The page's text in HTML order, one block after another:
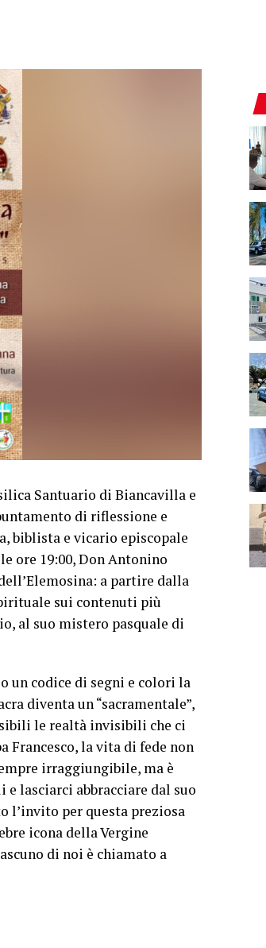
Santuario di Biancavilla e
di riflessione e
biblista e vicario episcopale
ore 19:00, Don Antonino
a partire dalla
sui contenuti più
al suo mistero pasquale di
un codice di segni e colori la
diventa un “sacramentale”,
le realtà invisibili che ci
Francesco, la vita di fede non
irraggiungibile, ma è
lasciarci abbracciare dal suo
l’invito per questa preziosa
icona della Vergine
di noi è chiamato a